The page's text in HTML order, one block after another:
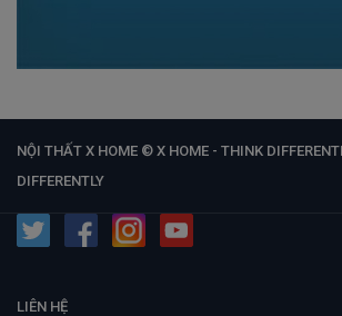
NỘI THẤT X HOME © X HOME - THINK
DIFFERENTLY
LIÊN HỆ